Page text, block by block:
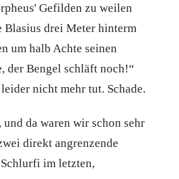
Gefilden zu weilen
Blasius drei Meter hinterm
um halb Achte seinen
der Bengel schläft noch!“
nicht mehr tut. Schade.
da waren wir schon sehr
direkt angrenzende
im letzten,